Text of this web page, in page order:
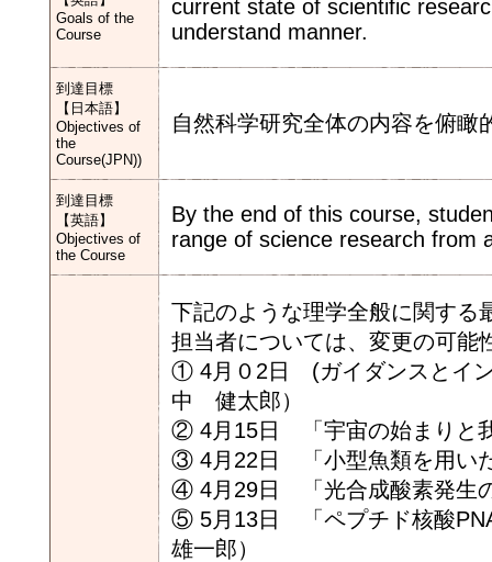
Goals of the
Course
current state of scientific
understand manner.
到達目標
【日本語】
Objectives of
the
Course(JPN))
自然科学研究全体の内容を俯瞰
到達目標
【英語】
Objectives of
the Course
By the end of this course,
range of science research from
下記のような理学全般に関する
担当者については、変更の可能
① 4月０2日 (ガイダンスとイン
中 健太郎）
② 4月15日 「宇宙の始まりと
③ 4月22日 「小型魚類を用い
④ 4月29日 「光合成酸素発生
⑤ 5月13日 「ペプチド核酸
雄一郎）